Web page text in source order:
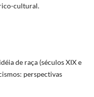
cultural.
de raça (séculos XIX e
perspectivas